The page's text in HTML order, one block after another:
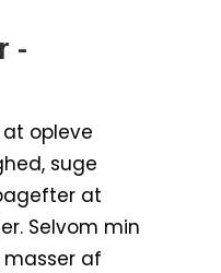
-
at opleve
suge
at
Selvom min
masser af